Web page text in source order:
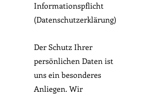
Informationspflicht
(Datenschutzerklärung)
Der Schutz Ihrer
persönlichen Daten ist
uns ein besonderes
Anliegen. Wir